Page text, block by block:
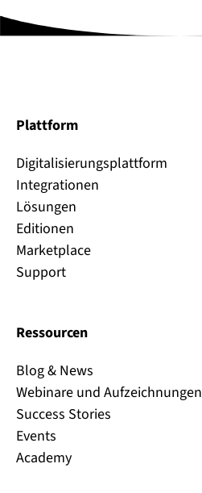
Plattform
Digitalisierungsplattform
Integrationen
Lösungen
Editionen
Marketplace
Support
Ressourcen
Blog & News
Webinare und Aufzeichnungen
Success Stories
Events
Academy